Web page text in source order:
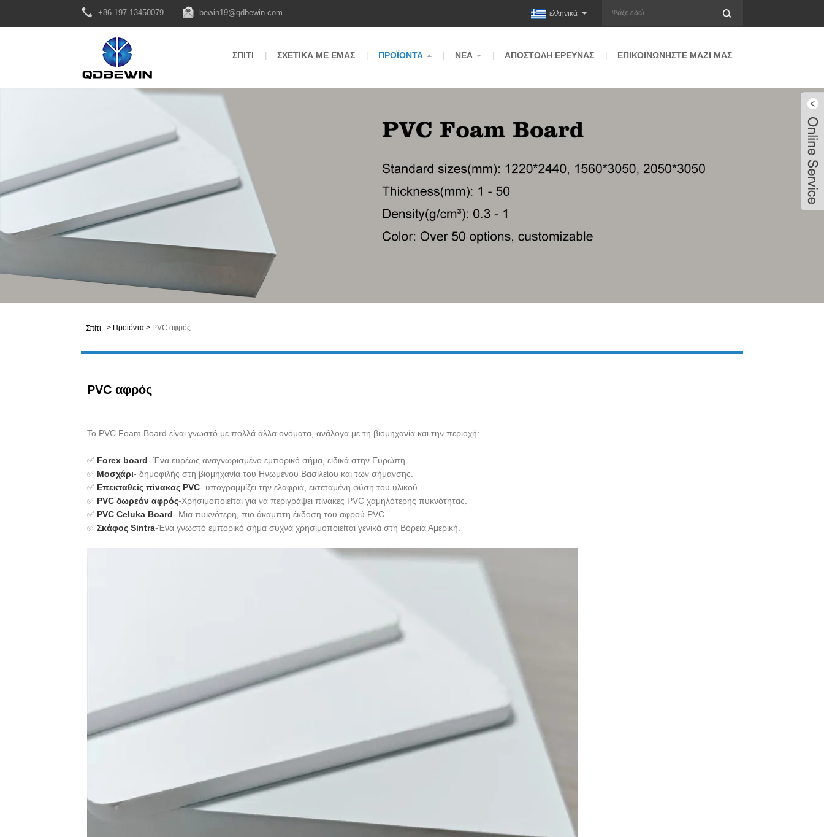
+86-197-13450079 bewin19@qdbewin.com ελληνικά
ΣΠΊΤΙ ΣΧΕΤΙΚΆ ΜΕ ΕΜΆΣ ΠΡΟΪΌΝΤΑ ΝΈΑ ΑΠΟΣΤΟΛΉ ΈΡΕΥΝΑΣ ΕΠΙΚΟΙΝΩΝΉΣΤΕ ΜΑΖΊ ΜΑΣ
Σπίτι > Προϊόντα > PVC αφρός
PVC αφρός
Το PVC Foam Board είναι γνωστό με πολλά άλλα ονόματα, ανάλογα με τη βιομηχανία και την περιοχή:
✅ Forex board- Ένα ευρέως αναγνωρισμένο εμπορικό σήμα, ειδικά στην Ευρώπη.
✅ Μοσχάρι- δημοφιλής στη βιομηχανία του Ηνωμένου Βασιλείου και των σήμανσης.
✅ Επεκταθείς πίνακας PVC- υπογραμμίζει την ελαφριά, εκτεταμένη φύση του υλικού.
✅ PVC δωρεάν αφρός-Χρησιμοποιείται για να περιγράψει πίνακες PVC χαμηλότερης πυκνότητας.
✅ PVC Celuka Board- Μια πυκνότερη, πιο άκαμπτη έκδοση του αφρού PVC.
✅ Σκάφος Sintra-Ένα γνωστό εμπορικό σήμα συχνά χρησιμοποιείται γενικά στη Βόρεια Αμερική.